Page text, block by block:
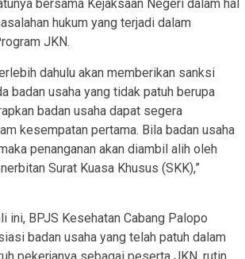
bersama Kejaksaan Negeri dalam hal
hukum yang terjadi dalam
JKN.
dahulu akan memberikan sanksi
badan usaha yang tidak patuh berupa
badan usaha dapat segera
kesempatan pertama. Bila badan usaha
penanganan akan diambil alih oleh
Surat Kuasa Khusus (SKK),”
ini, BPJS Kesehatan Cabang Palopo
badan usaha yang telah patuh dalam